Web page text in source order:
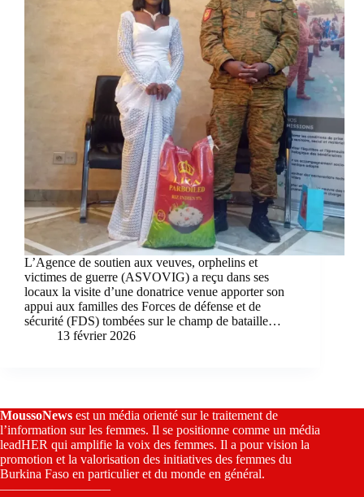
L’Agence de soutien aux veuves, orphelins et
victimes de guerre (ASVOVIG) a reçu dans ses
locaux la visite d’une donatrice venue apporter son
appui aux familles des Forces de défense et de
sécurité (FDS) tombées sur le champ de bataille…
13 février 2026
MoussoNews est un média orienté sur le traitement de
l’information sur les femmes. Il se positionne comme un média
leadHER qui amplifie la voix des femmes. Il a pour vision la
promotion et la valorisation des initiatives des femmes du
Burkina Faso en particulier et du monde en général.
————————–